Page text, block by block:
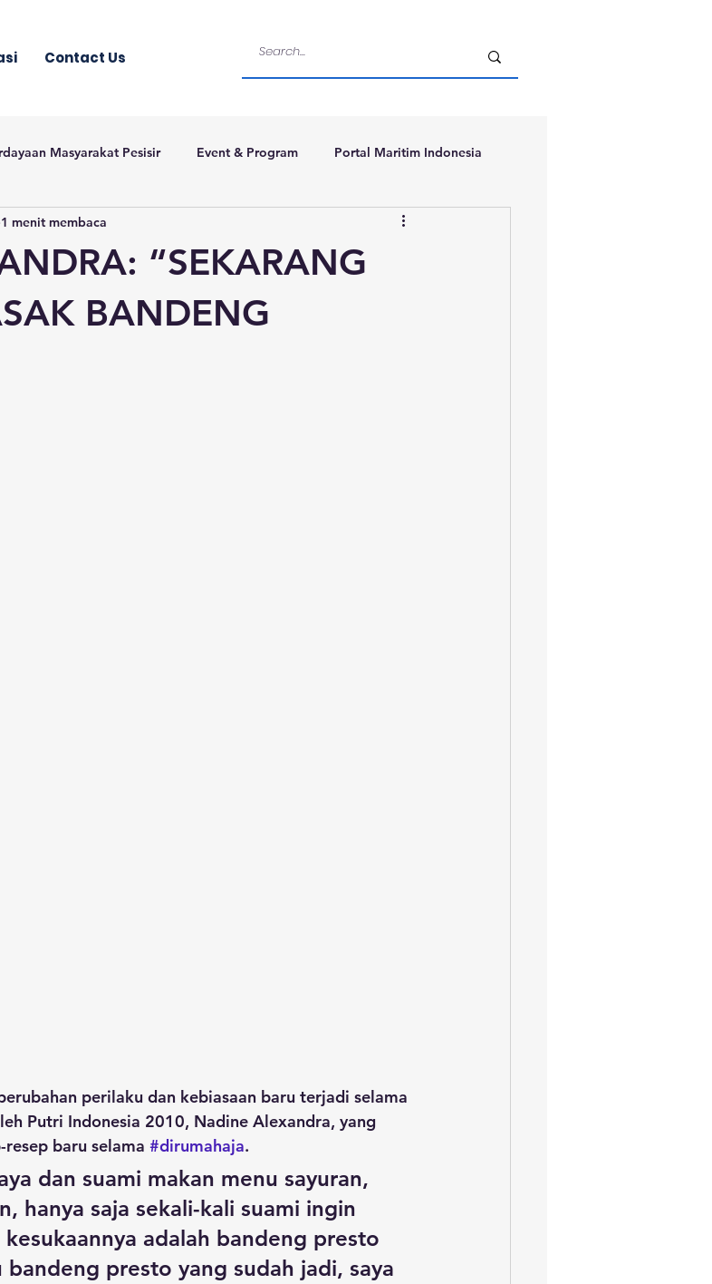
Contact Us
Masyarakat Pesisir Event & Program Portal Maritim Indonesia
“SEKARANG
BANDENG
1 menit membaca
perilaku dan kebiasaan baru terjadi selama
Putri Indonesia 2010, Nadine Alexandra, yang
baru selama #dirumahaja.
dan suami makan menu sayuran,
hanya saja sekali-kali suami ingin
adalah bandeng presto
presto yang sudah jadi, saya